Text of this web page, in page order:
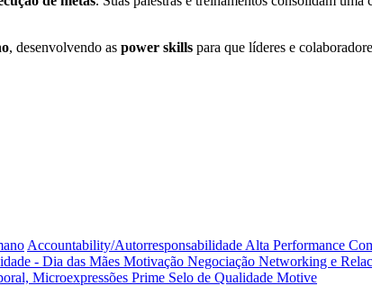
, desenvolvendo as power skills para que líderes e
Accountability/Autorresponsabilidade Alta Performance
- Dia das Mães Motivação Negociação Networking e
Microexpressões Prime Selo de Qualidade Motive